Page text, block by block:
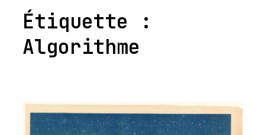
Étiquette :
Algorithme